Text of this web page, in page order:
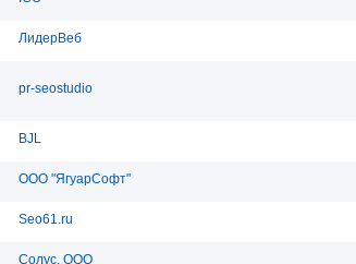
ЛидерВеб
pr-seostudio
BJL
ООО "ЯгуарСофт"
Seo61.ru
Солус, ООО